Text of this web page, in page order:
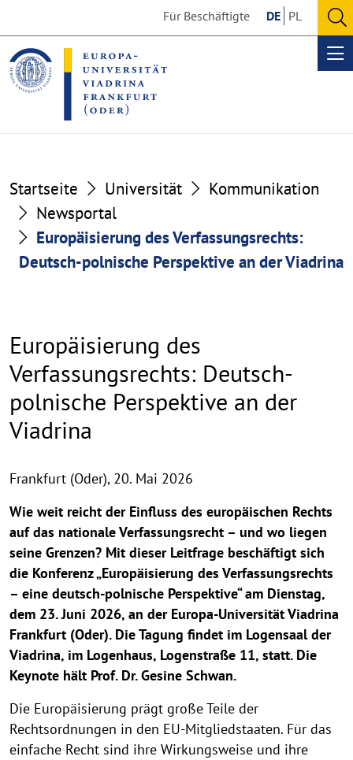
the
content
section
the
footer
section
Für Beschäftigte DE PL
Startseite Universität
Kommunikation
Newsportal
Europäisierung des Verfassungsrechts:
Deutsch-polnische Perspektive an der Viadrina
Europäisierung des
Verfassungsrechts: Deutsch-
polnische Perspektive an der
Viadrina
Frankfurt (Oder), 20. Mai 2026
Wie weit reicht der Einfluss des europäischen Rechts
auf das nationale Verfassungsrecht – und wo liegen
seine Grenzen? Mit dieser Leitfrage beschäftigt sich
die Konferenz „Europäisierung des Verfassungsrechts
– eine deutsch-polnische Perspektive“ am Dienstag,
dem 23. Juni 2026, an der Europa-Universität Viadrina
Frankfurt (Oder). Die Tagung findet im Logensaal der
Viadrina, im Logenhaus, Logenstraße 11, statt. Die
Keynote hält Prof. Dr. Gesine Schwan.
Die Europäisierung prägt große Teile der
Rechtsordnungen in den EU-Mitgliedstaaten. Für das
einfache Recht sind ihre Wirkungsweise und ihre